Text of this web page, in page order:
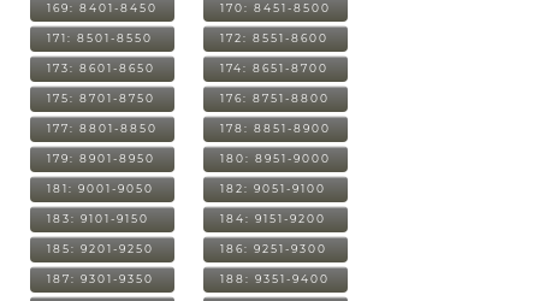
169: 8401-8450 170: 8451-8500
171: 8501-8550 172: 8551-8600
173: 8601-8650 174: 8651-8700
175: 8701-8750 176: 8751-8800
177: 8801-8850 178: 8851-8900
179: 8901-8950 180: 8951-9000
181: 9001-9050 182: 9051-9100
183: 9101-9150 184: 9151-9200
185: 9201-9250 186: 9251-9300
187: 9301-9350 188: 9351-9400